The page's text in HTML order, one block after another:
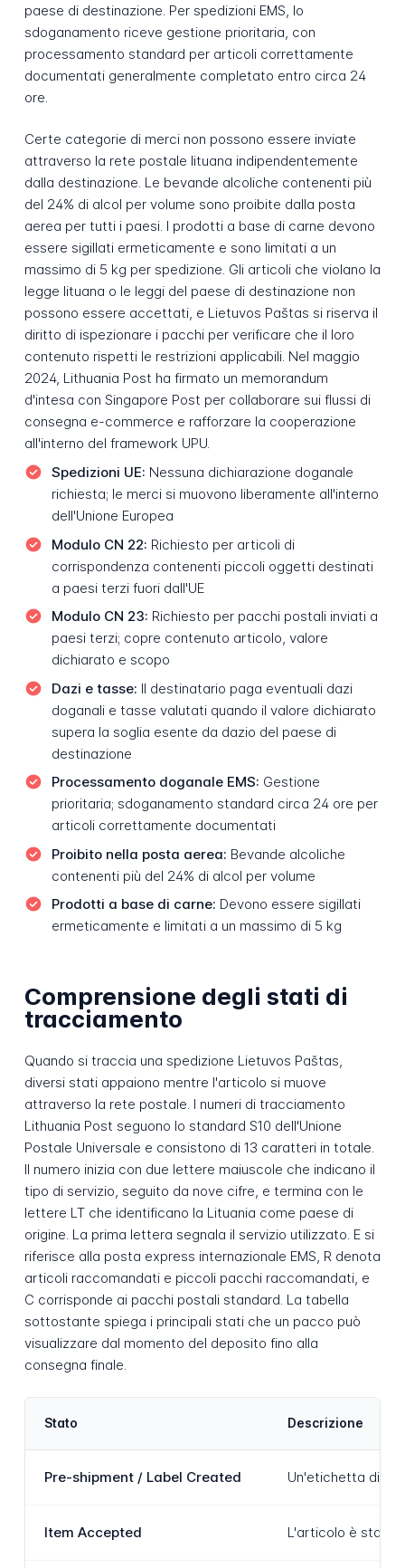
paese di destinazione. Per spedizioni EMS, lo
sdoganamento riceve gestione prioritaria, con
processamento standard per articoli correttamente
documentati generalmente completato entro circa 24
ore.
Certe categorie di merci non possono essere inviate
attraverso la rete postale lituana indipendentemente
dalla destinazione. Le bevande alcoliche contenenti più
del 24% di alcol per volume sono proibite dalla posta
aerea per tutti i paesi. I prodotti a base di carne devono
essere sigillati ermeticamente e sono limitati a un
massimo di 5 kg per spedizione. Gli articoli che violano la
legge lituana o le leggi del paese di destinazione non
possono essere accettati, e Lietuvos Paštas si riserva il
diritto di ispezionare i pacchi per verificare che il loro
contenuto rispetti le restrizioni applicabili. Nel maggio
2024, Lithuania Post ha firmato un memorandum
d'intesa con Singapore Post per collaborare sui flussi di
consegna e-commerce e rafforzare la cooperazione
all'interno del framework UPU.
Spedizioni UE: Nessuna dichiarazione doganale
richiesta; le merci si muovono liberamente all'interno
dell'Unione Europea
Modulo CN 22: Richiesto per articoli di
corrispondenza contenenti piccoli oggetti destinati
a paesi terzi fuori dall'UE
Modulo CN 23: Richiesto per pacchi postali inviati a
paesi terzi; copre contenuto articolo, valore
dichiarato e scopo
Dazi e tasse: Il destinatario paga eventuali dazi
doganali e tasse valutati quando il valore dichiarato
supera la soglia esente da dazio del paese di
destinazione
Processamento doganale EMS: Gestione
prioritaria; sdoganamento standard circa 24 ore per
articoli correttamente documentati
Proibito nella posta aerea: Bevande alcoliche
contenenti più del 24% di alcol per volume
Prodotti a base di carne: Devono essere sigillati
ermeticamente e limitati a un massimo di 5 kg
Comprensione degli stati di
tracciamento
Quando si traccia una spedizione Lietuvos Paštas,
diversi stati appaiono mentre l'articolo si muove
attraverso la rete postale. I numeri di tracciamento
Lithuania Post seguono lo standard S10 dell'Unione
Postale Universale e consistono di 13 caratteri in totale.
Il numero inizia con due lettere maiuscole che indicano il
tipo di servizio, seguito da nove cifre, e termina con le
lettere LT che identificano la Lituania come paese di
origine. La prima lettera segnala il servizio utilizzato. E si
riferisce alla posta express internazionale EMS, R denota
articoli raccomandati e piccoli pacchi raccomandati, e
C corrisponde ai pacchi postali standard. La tabella
sottostante spiega i principali stati che un pacco può
visualizzare dal momento del deposito fino alla
consegna finale.
Stato Descrizione
Pre-shipment / Label Created Un'etichetta di
Item Accepted L'articolo è stato